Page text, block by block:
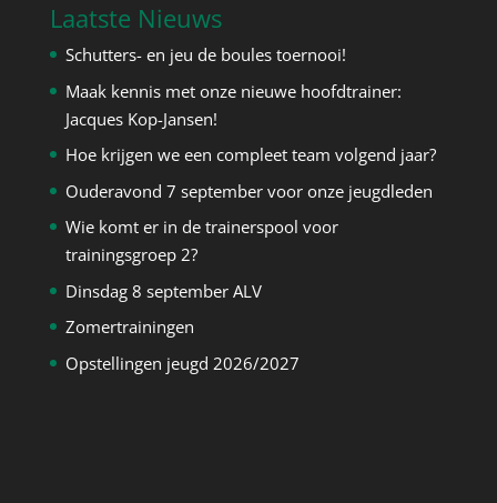
Laatste Nieuws
Schutters- en jeu de boules toernooi!
Maak kennis met onze nieuwe hoofdtrainer:
Jacques Kop-Jansen!
Hoe krijgen we een compleet team volgend jaar?
Ouderavond 7 september voor onze jeugdleden
Wie komt er in de trainerspool voor
trainingsgroep 2?
Dinsdag 8 september ALV
Zomertrainingen
Opstellingen jeugd 2026/2027